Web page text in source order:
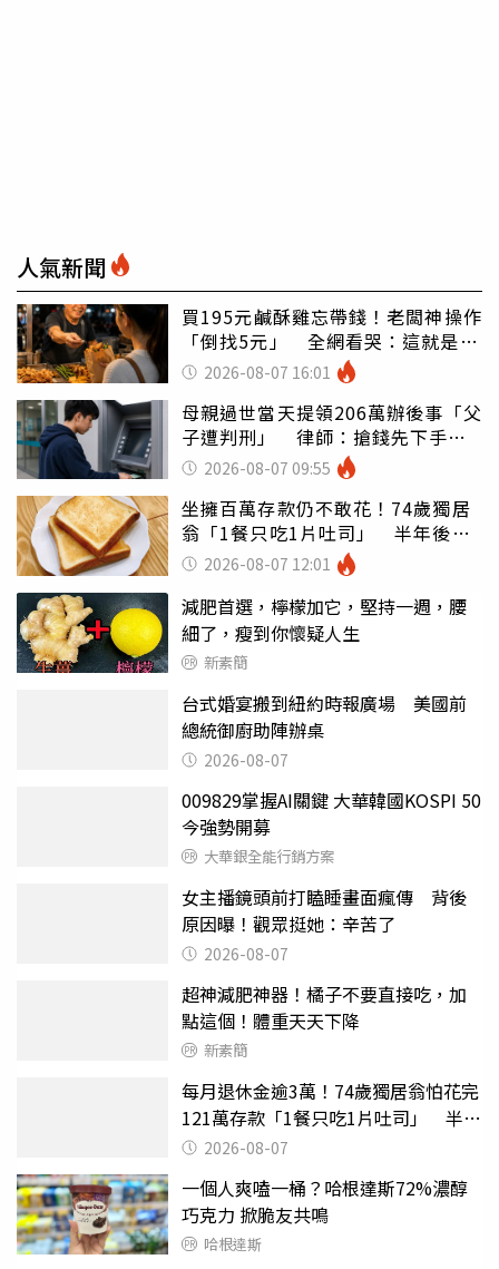
人氣新聞
買195元鹹酥雞忘帶錢！老闆神操作
「倒找5元」 全網看哭：這就是台
灣 2026-08-07 16:01
母親過世當天提領206萬辦後事「父
子遭判刑」 律師：搶錢先下手是
罪 2026-08-07 09:55
坐擁百萬存款仍不敢花！74歲獨居
翁「1餐只吃1片吐司」 半年後暴
瘦嚇壞女兒
2026-08-07 12:01
減肥首選，檸檬加它，堅持一週，腰
細了，瘦到你懷疑人生
新素簡
台式婚宴搬到紐約時報廣場 美國前
總統御廚助陣辦桌
2026-08-07
009829掌握AI關鍵 大華韓國KOSPI 50
今強勢開募
大華銀全能行銷方案
女主播鏡頭前打瞌睡畫面瘋傳 背後
原因曝！觀眾挺她：辛苦了
2026-08-07
超神減肥神器！橘子不要直接吃，加
點這個！體重天天下降
新素簡
每月退休金逾3萬！74歲獨居翁怕花完
121萬存款「1餐只吃1片吐司」 半年
後暴瘦嚇壞女兒
2026-08-07
一個人爽嗑一桶？哈根達斯72%濃醇
巧克力 掀脆友共鳴
哈根達斯